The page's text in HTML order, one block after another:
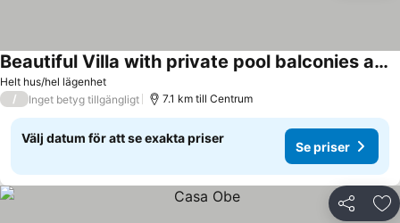
Helt hus/hel lägenhet
Beautiful Villa with private pool balconies amazing view and steps to the beach
/ Inget betyg tillgängligt 7.1 km till Centrum
Välj datum för att se exakta priser
Se priser
Dela